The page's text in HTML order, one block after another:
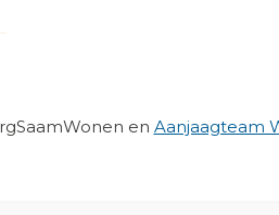
en Aanjaagteam